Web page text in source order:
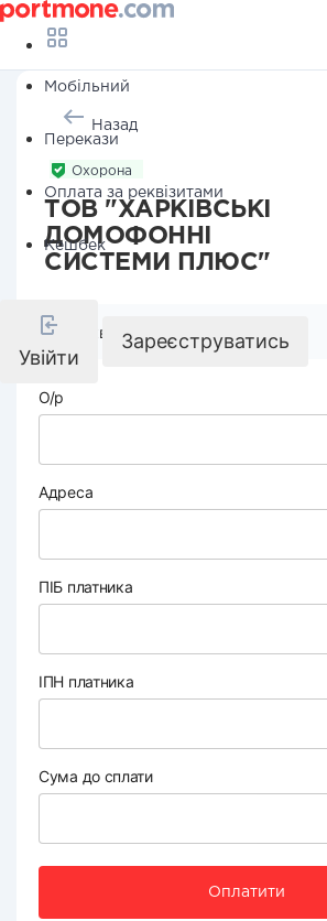
Мобільний
Перекази
Оплата за реквізитами
Кешбек
Увійти
Зареєструватись
Назад
Охорона
ТОВ "ХАРКІВСЬКІ
ДОМОФОННІ
СИСТЕМИ ПЛЮС"
Реквізити компанії
О/р
Адреса
ПІБ платника
ІПН платника
Сума до сплати
Оплатити